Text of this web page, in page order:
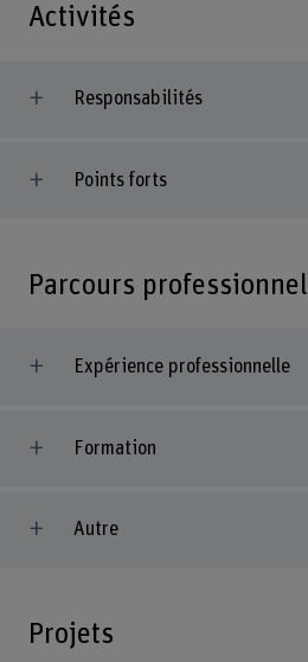
Activités
Responsabilités
Points forts
Parcours professionnel
Expérience professionnelle
Formation
Autre
Projets